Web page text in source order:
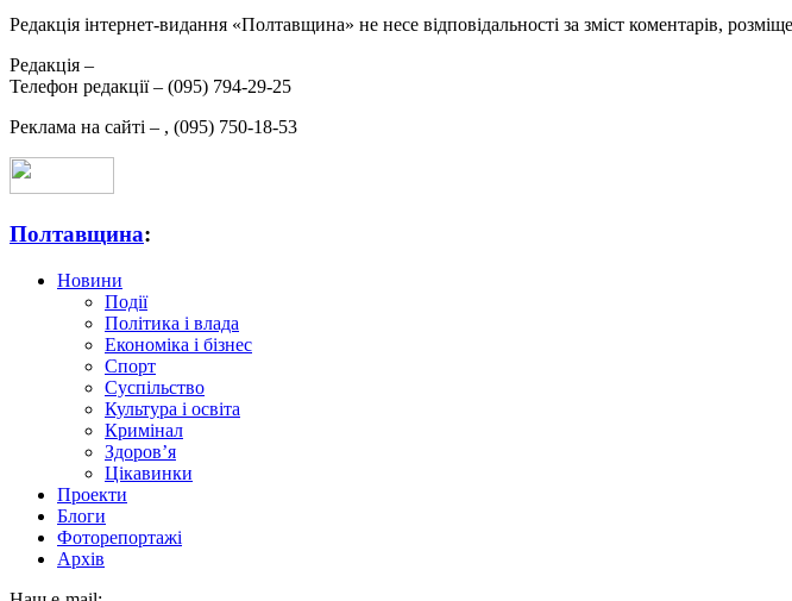
Редакція інтернет-видання «Полтавщина» не несе відповідальності за зміст коментарів,
Редакція –
Телефон редакції – (095) 794-29-25
Реклама на сайті – , (095) 750-18-53
Полтавщина:
Новини
Події
Політика і влада
Економіка і бізнес
Спорт
Суспільство
Культура і освіта
Кримінал
Здоров’я
Цікавинки
Проекти
Блоги
Фоторепортажі
Архів